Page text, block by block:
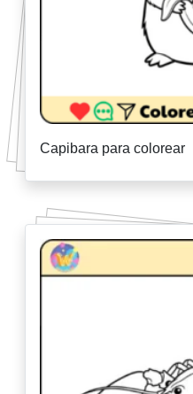
Capibara para colorear